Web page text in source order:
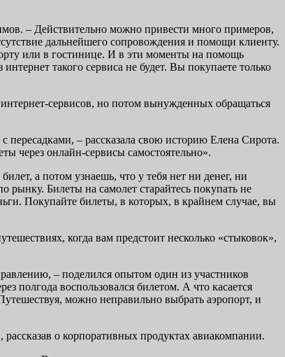
– Действительно можно привести много примеров,
дальнейшего сопровождения и помощи клиенту.
или в гостинице. И в эти моменты на помощь
такого сервиса не будет. Вы покупаете только
сервисов, но потом вынужденных обращаться
пересадками, – рассказала свою историю Елена Сирота.
через онлайн-сервисы самостоятельно».
а потом узнаешь, что у тебя нет ни денег, ни
Билеты на самолет старайтесь покупать не
Покупайте билеты, в которых, в крайнем случае, вы
когда вам предстоит несколько «стыковок»,
– поделился опытом один из участников
полгода воспользовался билетом. А что касается
можно неправильно выбрать аэропорт, и
о корпоративных продуктах авиакомпании.